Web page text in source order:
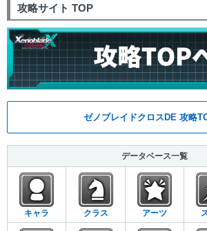
攻略サイト TOP
ゼノブレイドクロスDE 攻略
データベース一覧
キャラ クラス アーツ